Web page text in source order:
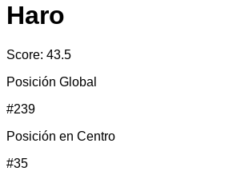
Haro
Score: 43.5
Posición Global
#239
Posición en Centro
#35